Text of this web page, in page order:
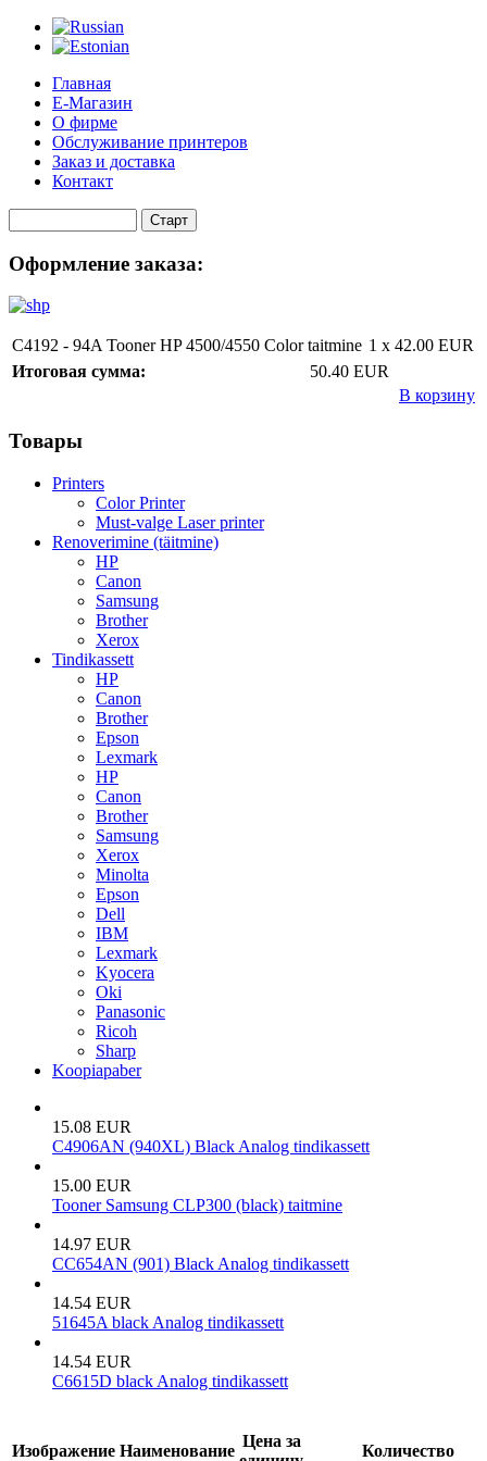
Главная
Е-Магазин
О фирме
Обслуживание принтеров
Заказ и доставка
Контакт
Оформление заказа:
C4192 - 94A Tooner HP 4500/4550 Color taitmine 1 x 42.00 EUR
Итоговая сумма:
50.40 EUR
В корзину
Товары
Printers
Color Printer
Must-valge Laser printer
Renoverimine (täitmine)
HP
Canon
Samsung
Brother
Xerox
Tindikassett
HP
Canon
Brother
Epson
Lexmark
HP
Canon
Brother
Samsung
Xerox
Minolta
Epson
Dell
IBM
Lexmark
Kyocera
Oki
Panasonic
Ricoh
Sharp
Koopiapaber
15.08 EUR
C4906AN (940XL) Black Analog tindikassett
15.00 EUR
Tooner Samsung CLP300 (black) taitmine
14.97 EUR
CC654AN (901) Black Analog tindikassett
14.54 EUR
51645A black Analog tindikassett
14.54 EUR
C6615D black Analog tindikassett
Изображение Наименование
Цена за
Количество